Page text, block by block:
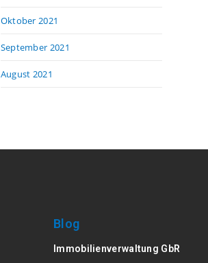
Oktober 2021
September 2021
August 2021
Blog
Immobilienverwaltung GbR